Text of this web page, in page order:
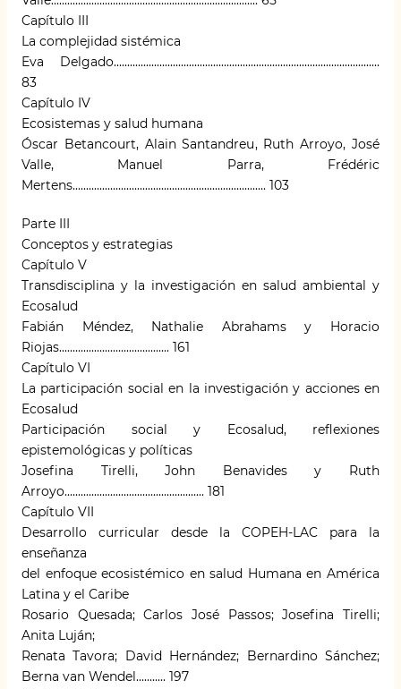
Capítulo III
La complejidad sistémica
Eva Delgado...................................................................................................
83
Capítulo IV
Ecosistemas y salud humana
Óscar Betancourt, Alain Santandreu, Ruth Arroyo, José
Valle, Manuel Parra, Frédéric
Mertens........................................................................ 103
Parte III
Conceptos y estrategias
Capítulo V
Transdisciplina y la investigación en salud ambiental y
Ecosalud
Fabián Méndez, Nathalie Abrahams y Horacio
Riojas......................................... 161
Capítulo VI
La participación social en la investigación y acciones en
Ecosalud
Participación social y Ecosalud, reflexiones
epistemológicas y políticas
Josefina Tirelli, John Benavides y Ruth
Arroyo.................................................... 181
Capítulo VII
Desarrollo curricular desde la COPEH-LAC para la
enseñanza
del enfoque ecosistémico en salud Humana en América
Latina y el Caribe
Rosario Quesada; Carlos José Passos; Josefina Tirelli;
Anita Luján;
Renata Tavora; David Hernández; Bernardino Sánchez;
Berna van Wendel........... 197